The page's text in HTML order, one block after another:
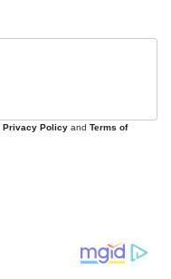
Privacy Policy and Terms of